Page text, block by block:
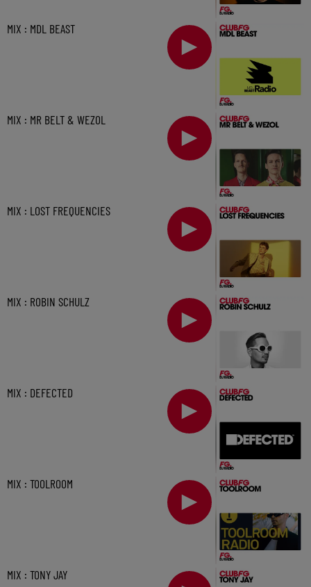
MIX : MDL BEAST
MIX : MR BELT & WEZOL
MIX : LOST FREQUENCIES
MIX : ROBIN SCHULZ
MIX : DEFECTED
MIX : TOOLROOM
MIX : TONY JAY